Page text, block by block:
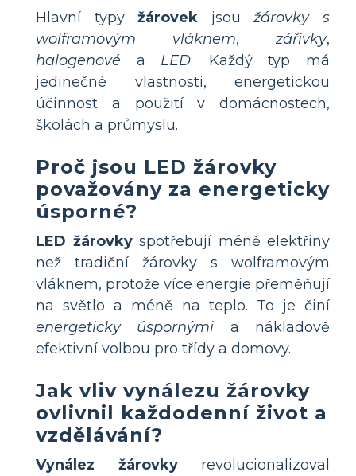
Hlavní typyžárovek jsoužárovky s
wolframovým vláknem, zářivky,
halogenové a LED. Každý typ má
jedinečné vlastnosti, energetickou
účinnost a použití v domácnostech,
školách a průmyslu.
Proč jsou LED žárovky
považovány za energeticky
úsporné?
LED žárovkyspotřebují méně elektřiny
než tradiční žárovky s wolframovým
vláknem, protože více energie přeměňují
na světlo a méně na teplo. To je činí
energeticky úspornými a nákladově
efektivní volbou pro třídy a domovy.
Jak vliv vynálezu žárovky
ovlivnil každodenní život a
vzdělávání?
Vynález žárovkyrevolucionalizoval